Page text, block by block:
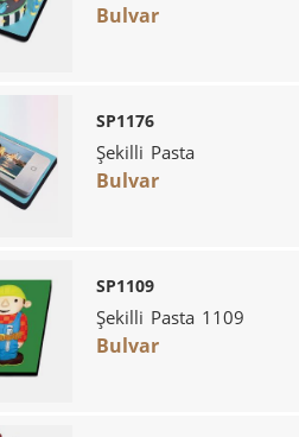
Bulvar
SP1176
Şekilli Pasta
Bulvar
SP1109
Şekilli Pasta 1109
Bulvar